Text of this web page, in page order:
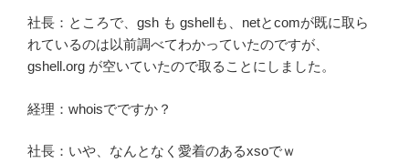
社長：ところで、gsh も gshellも、netとcomが既に取ら
れているのは以前調べてわかっていたのですが、
gshell.org が空いていたので取ることにしました。
経理：whoisでですか？
社長：いや、なんとなく愛着のあるxsoでｗ